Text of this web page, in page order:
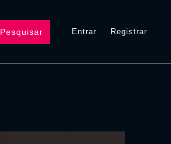
Pesquisar Entrar Registrar